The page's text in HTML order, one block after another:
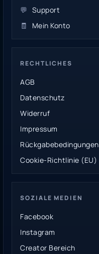
💬 Support
🧾
Mein Konto
RECHTLICHES
AGB
Datenschutz
Widerruf
Impressum
Rückgabebedingungen
Cookie-Richtlinie (EU)
SOZIALE MEDIEN
Facebook
Instagram
Creator Bereich